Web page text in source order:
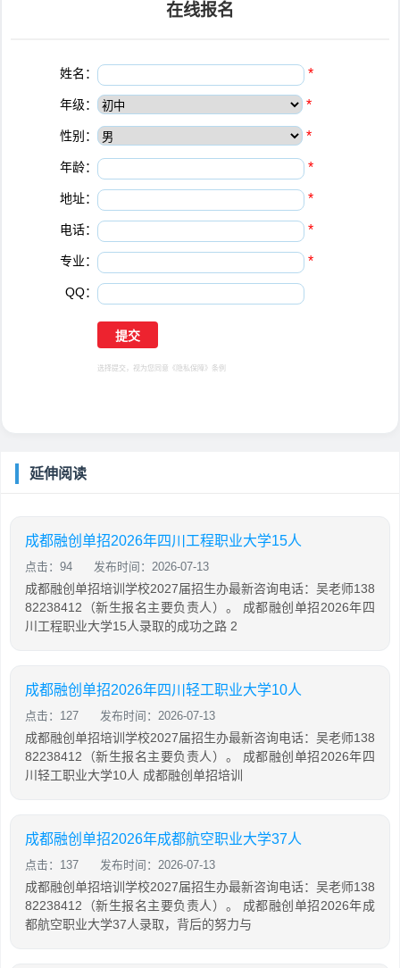
在线报名
姓名： *
年级： *
性别： *
年龄： *
地址： *
电话： *
专业： *
QQ：
选择提交，视为您同意 《隐私保障》 条例
延伸阅读
成都融创单招2026年四川工程职业大学15人
点击：94 发布时间：2026-07-13
成都融创单招培训学校2027届招生办最新咨询电话：吴老师138
82238412（新生报名主要负责人）。 成都融创单招2026年四
川工程职业大学15人录取的成功之路 2
成都融创单招2026年四川轻工职业大学10人
点击：127 发布时间：2026-07-13
成都融创单招培训学校2027届招生办最新咨询电话：吴老师138
82238412（新生报名主要负责人）。 成都融创单招2026年四
川轻工职业大学10人 成都融创单招培训
成都融创单招2026年成都航空职业大学37人
点击：137 发布时间：2026-07-13
成都融创单招培训学校2027届招生办最新咨询电话：吴老师138
82238412（新生报名主要负责人）。 成都融创单招2026年成
都航空职业大学37人录取，背后的努力与